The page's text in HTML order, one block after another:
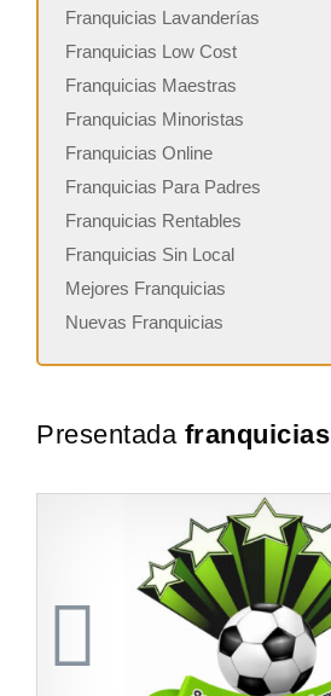
Franquicias Lavanderías
Franquicias Low Cost
Franquicias Maestras
Franquicias Minoristas
Franquicias Online
Franquicias Para Padres
Franquicias Rentables
Franquicias Sin Local
Mejores Franquicias
Nuevas Franquicias
Presentada franquicias